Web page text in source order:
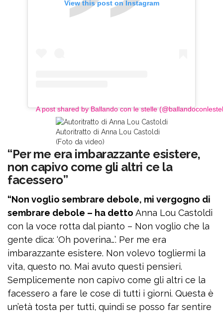
View this post on Instagram
A post shared by Ballando con le stelle
Autoritratto di Anna Lou Castoldi
(Foto da video)
“Per me era imbarazzante esistere,
non capivo come gli altri ce la
facessero”
“Non voglio sembrare debole, mi vergogno di
sembrare debole – ha detto Anna Lou Castoldi
con la voce rotta dal pianto – Non voglio che la
gente dica: ‘Oh poverina…’. Per me era
imbarazzante esistere. Non volevo togliermi la
vita, questo no. Mai avuto questi pensieri.
Semplicemente non capivo come gli altri ce la
facessero a fare le cose di tutti i giorni. Questa è
un’età tosta per tutti, quindi se posso far sentire